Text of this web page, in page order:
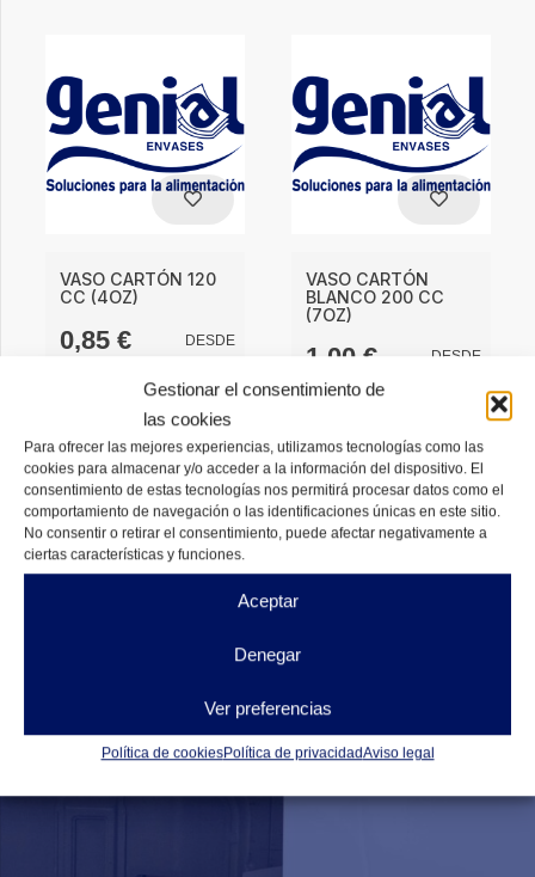
Gestionar el consentimiento de
las cookies
Para ofrecer las mejores experiencias, utilizamos tecnologías como las
cookies para almacenar y/o acceder a la información del dispositivo. El
consentimiento de estas tecnologías nos permitirá procesar datos como el
comportamiento de navegación o las identificaciones únicas en este sitio.
No consentir o retirar el consentimiento, puede afectar negativamente a
ciertas características y funciones.
Aceptar
Denegar
Ver preferencias
Política de cookiesPolítica de privacidadAviso legal
VASO CARTÓN 120
CC (4OZ)
0,85 € DESDE
DISPONIBLES
VASO CARTÓN
BLANCO 200 CC
(7OZ)
1,00 € DESDE